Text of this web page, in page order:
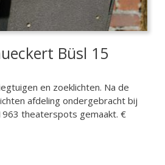
Büsl 15
en zoeklichten. Na de
afdeling ondergebracht bij
theaterspots gemaakt. €